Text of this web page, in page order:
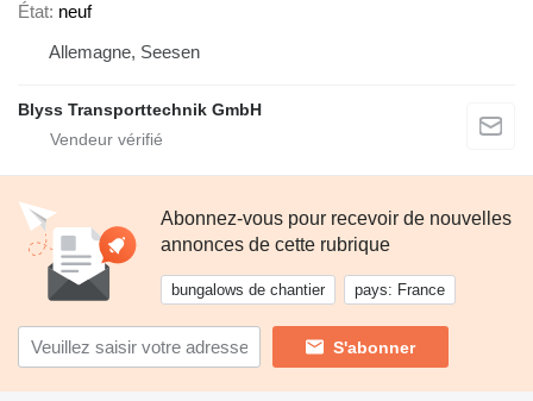
État neuf
Allemagne, Seesen
Blyss Transporttechnik GmbH
Abonnez-vous pour recevoir de nouvelles
annonces de cette rubrique
bungalows de chantier pays: France
S'abonner